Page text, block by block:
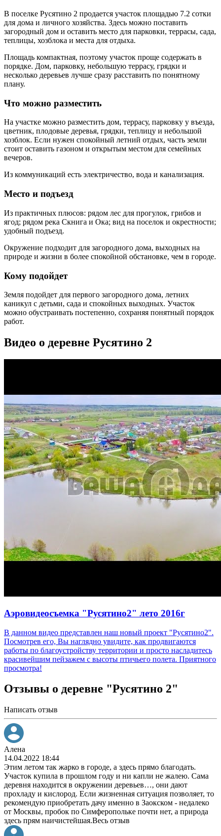
В поселке Русятино 2 продается участок площадью 7.2 сотки
для дома и личного хозяйства. Здесь можно поставить
загородный дом и оставить место для парковки, террасы, сада,
теплицы, хозблока и места для отдыха.
Площадь компактная, поэтому участок проще содержать в
порядке. Дом, парковку, небольшую террасу, грядки и
несколько деревьев лучше сразу расставить по понятному
плану.
Что можно разместить
На участке можно разместить дом, террасу, парковку у въезда,
цветник, плодовые деревья, грядки, теплицу и небольшой
хозблок. Если нужен спокойный летний отдых, часть земли
стоит оставить газоном и открытым местом для семейных
вечеров.
Из коммуникаций есть электричество, вода и канализация.
Место и подъезд
Из практичных плюсов: рядом лес для прогулок, грибов и
ягод; рядом река Скнига и Ока; вид на поселок и окрестности;
удобный подъезд.
Окружение подходит для загородного дома, выходных на
природе и жизни в более спокойной обстановке, чем в городе.
Кому подойдет
Земля подойдет для первого загородного дома, летних
каникул с детьми, сада и спокойных выходных. Участок
можно обустраивать постепенно, сохраняя понятный порядок
работ.
Видео о деревне Русятино 2
Аэровидеосъемка "Русятино2" лето 2016г
В данном видео представлен наш новый проект "Русятино2".
Посмотрев его, Вы наглядно увидите, как продвигаются
работы по благоустройству территории и просто насладитесь
красивейшим пейзажем с высоты птичьего полета. Приятного
просмотра!
Отзывы о деревне "Русятино 2"
Написать отзыв
Алена
14.04.2022 18:44
Этим летом так жарко в городе, а здесь прямо благодать.
Участок купила в прошлом году и ни капли не жалею. Сама
деревня находится в окружении деревьев…, они дают
прохладу и кислород. Если жизненная ситуация позволяет, то
рекомендую приобретать дачу именно в Заокском - недалеко
от Москвы, пробок по Симферопольке почти нет, а природа
здесь прям наичистейшая.Весь отзыв